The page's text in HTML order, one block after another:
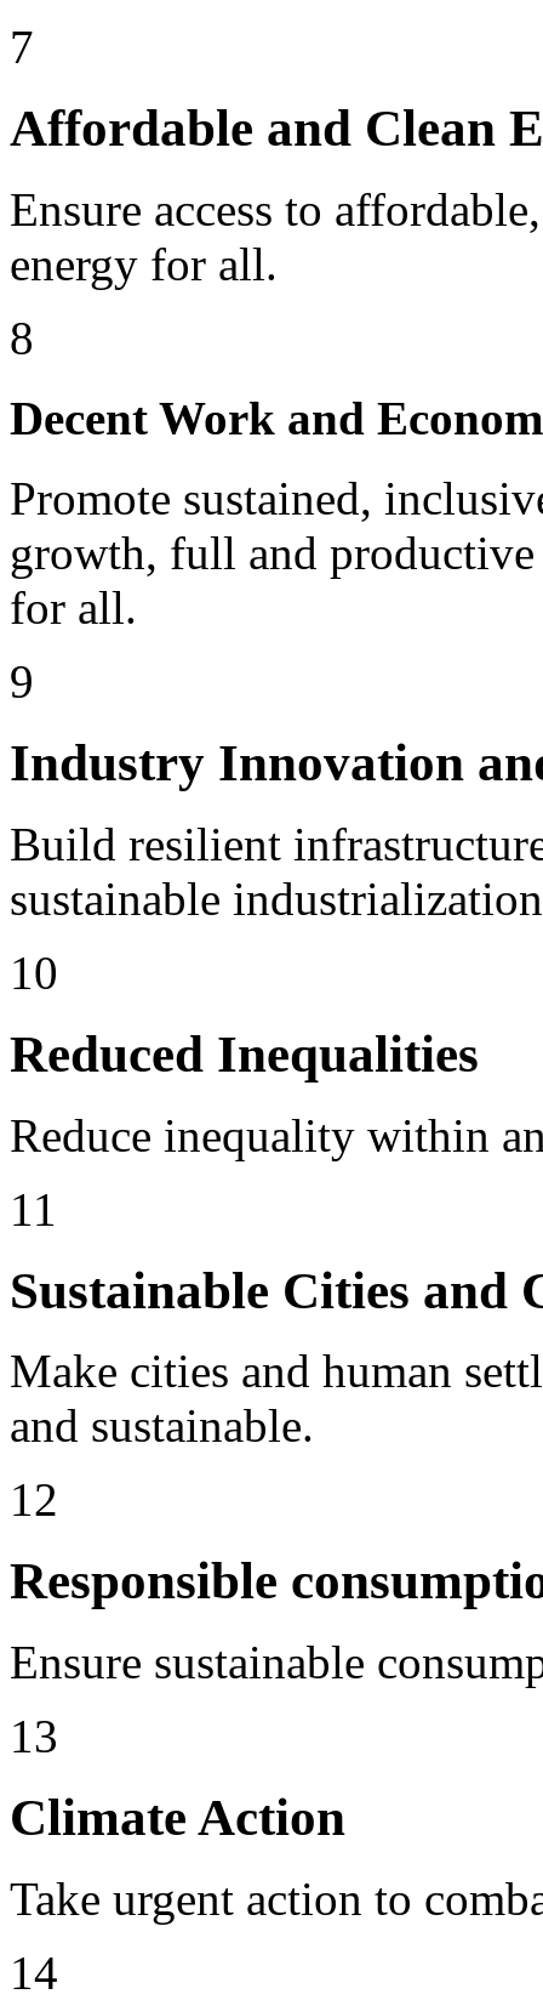
7
Affordable and Clean
Ensure access to
energy for all.
8
Decent Work and
Promote sustained,
growth, full and
for all.
9
Industry Innovation
Build resilient
sustainable
10
Reduced Inequalities
Reduce inequality within
11
Sustainable Cities and
Make cities and human
and sustainable.
12
Responsible
Ensure sustainable
13
Climate Action
Take urgent action to
14